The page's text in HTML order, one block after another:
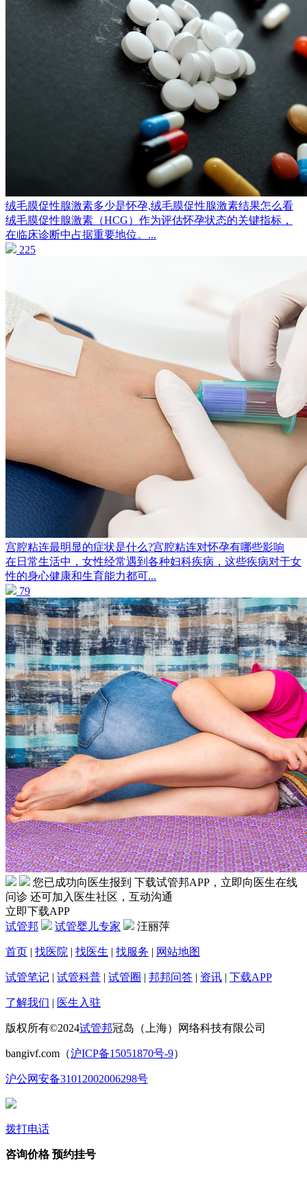
绒毛膜促性腺激素多少是怀孕,绒毛膜促性腺激素结果怎么看
绒毛膜促性腺激素（HCG）作为评估怀孕状态的关键指标，
在临床诊断中占据重要地位。...
225
宫腔粘连最明显的症状是什么?宫腔粘连对怀孕有哪些影响
在日常生活中，女性经常遇到各种妇科疾病，这些疾病对于女
性的身心健康和生育能力都可...
79
您已成功向医生报到 下载试管邦APP，立即向医生在线
问诊 还可加入医生社区，互动沟通
立即下载APP
试管邦
试管婴儿专家 汪丽萍
首页 | 找医院 | 找医生 | 找服务 | 网站地图
试管笔记 | 试管科普 | 试管圈 | 邦邦问答 | 资讯 | 下载APP
了解我们 | 医生入驻
版权所有©2024试管邦冠岛（上海）网络科技有限公司
bangivf.com（沪ICP备15051870号-9）
沪公网安备31012002006298号
拨打电话
咨询价格 预约挂号